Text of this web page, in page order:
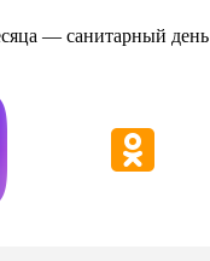
— санитарный день